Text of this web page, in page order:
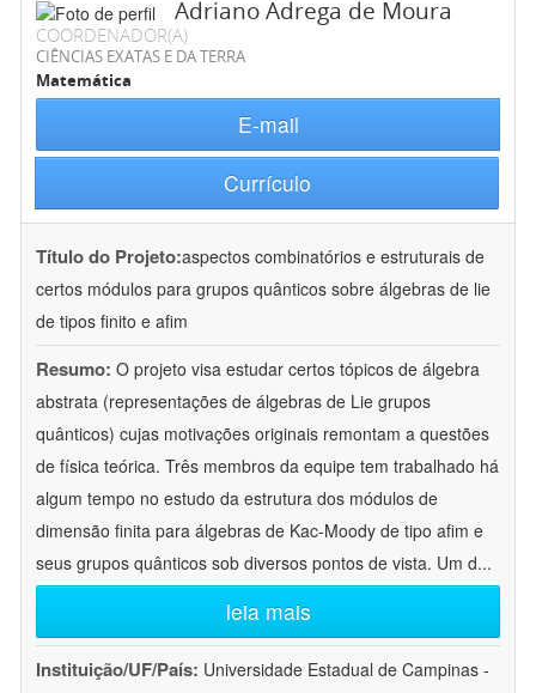
Adriano Adrega de Moura
COORDENADOR(A)
CIÊNCIAS EXATAS E DA TERRA
Matemática
E-mail
Currículo
Título do Projeto:aspectos combinatórios e estruturais de
certos módulos para grupos quânticos sobre álgebras de lie
de tipos finito e afim
Resumo: O projeto visa estudar certos tópicos de álgebra
abstrata (representações de álgebras de Lie grupos
quânticos) cujas motivações originais remontam a questões
de física teórica. Três membros da equipe tem trabalhado há
algum tempo no estudo da estrutura dos módulos de
dimensão finita para álgebras de Kac-Moody de tipo afim e
seus grupos quânticos sob diversos pontos de vista. Um d...
leia mais
Instituição/UF/País: Universidade Estadual de Campinas -